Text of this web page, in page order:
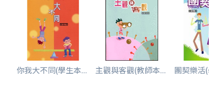
你我大不同(學生本... 主觀與客觀(教師本... 團契樂活(